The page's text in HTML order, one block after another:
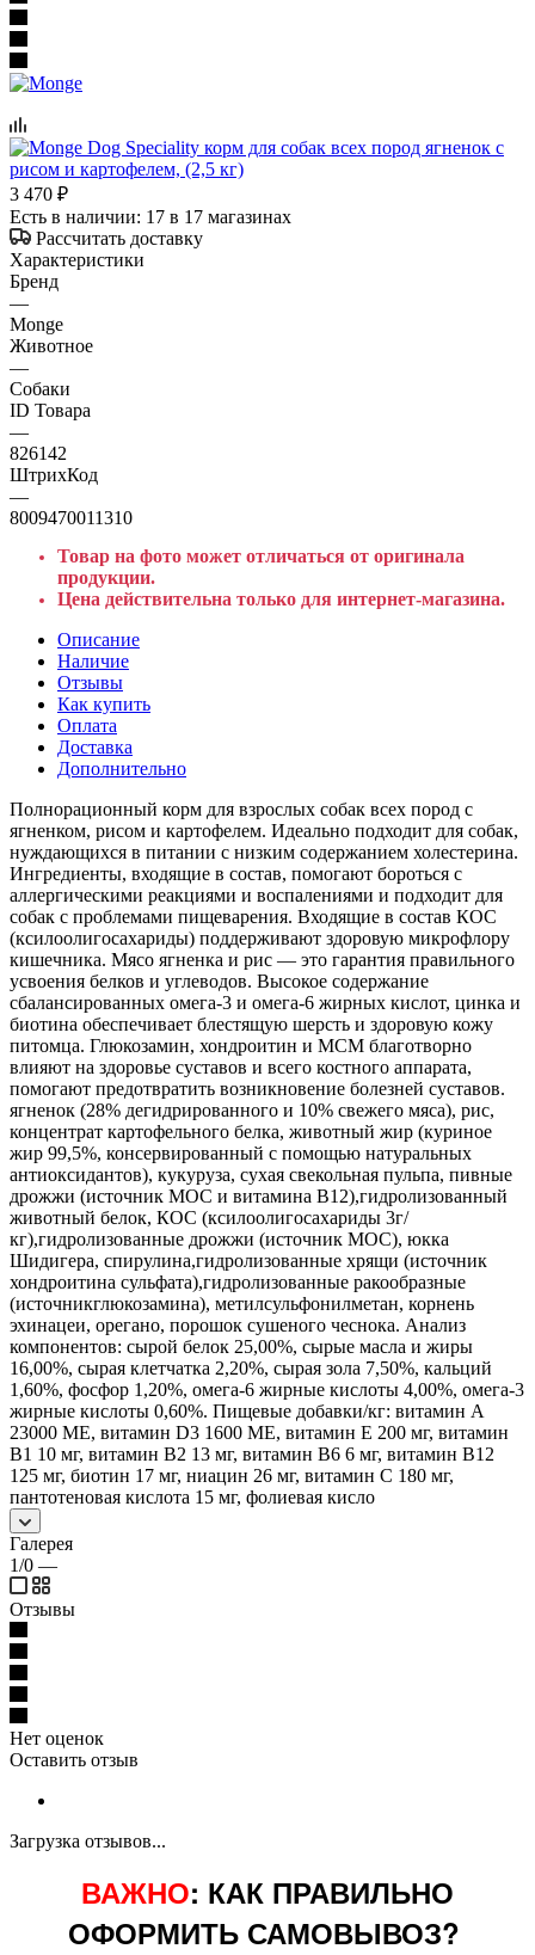
3 470 ₽
Есть в наличии: 17 в 17 магазинах
Рассчитать доставку
Характеристики
Бренд
—
Monge
Животное
—
Собаки
ID Товара
—
826142
ШтрихКод
—
8009470011310
Товар на фото может отличаться от оригинала
продукции.
Цена действительна только для интернет-магазина.
Описание
Наличие
Отзывы
Как купить
Оплата
Доставка
Дополнительно
Полнорационный корм для взрослых собак всех пород с
ягненком, рисом и картофелем. Идеально подходит для собак,
нуждающихся в питании с низким содержанием холестерина.
Ингредиенты, входящие в состав, помогают бороться с
аллергическими реакциями и воспалениями и подходит для
собак с проблемами пищеварения. Входящие в состав КОС
(ксилоолигосахариды) поддерживают здоровую микрофлору
кишечника. Мясо ягненка и рис — это гарантия правильного
усвоения белков и углеводов. Высокое содержание
сбалансированных омега-3 и омега-6 жирных кислот, цинка и
биотина обеспечивает блестящую шерсть и здоровую кожу
питомца. Глюкозамин, хондроитин и МСМ благотворно
влияют на здоровье суставов и всего костного аппарата,
помогают предотвратить возникновение болезней суставов.
ягненок (28% дегидрированного и 10% свежего мяса), рис,
концентрат картофельного белка, животный жир (куриное
жир 99,5%, консервированный с помощью натуральных
антиоксидантов), кукуруза, сухая свекольная пульпа, пивные
дрожжи (источник МОС и витамина B12),гидролизованный
животный белок, КОС (ксилоолигосахариды 3г/
кг),гидролизованные дрожжи (источник МОС), юкка
Шидигера, спирулина,гидролизованные хрящи (источник
хондроитина сульфата),гидролизованные ракообразные
(источникглюкозамина), метилсульфонилметан, корнень
эхинацеи, орегано, порошок сушеного чеснока. Анализ
компонентов: сырой белок 25,00%, сырые масла и жиры
16,00%, сырая клетчатка 2,20%, сырая зола 7,50%, кальций
1,60%, фосфор 1,20%, омега-6 жирные кислоты 4,00%, омега-3
жирные кислоты 0,60%. Пищевые добавки/кг: витамин А
23000 МЕ, витамин D3 1600 МЕ, витамин Е 200 мг, витамин
В1 10 мг, витамин В2 13 мг, витамин В6 6 мг, витамин В12
125 мг, биотин 17 мг, ниацин 26 мг, витамин С 180 мг,
пантотеновая кислота 15 мг, фолиевая кисло
Галерея
1/0 —
Отзывы
Нет оценок
Оставить отзыв
Загрузка отзывов...
ВАЖНО: КАК ПРАВИЛЬНО
ОФОРМИТЬ САМОВЫВОЗ?